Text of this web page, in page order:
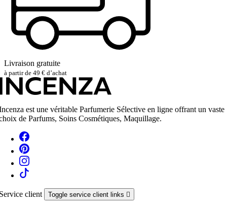
Livraison gratuite
à partir de 49 € d’achat
est une véritable Parfumerie Sélective en ligne offrant un vaste
de Parfums, Soins Cosmétiques, Maquillage.
client Toggle service client links 